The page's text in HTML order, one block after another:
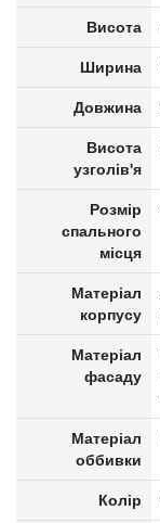
Висота
Ширина
Довжина
Висота
узголів'я
Розмір
спального
місця
Матеріал
корпусу
Матеріал
фасаду
Матеріал
оббивки
Колір